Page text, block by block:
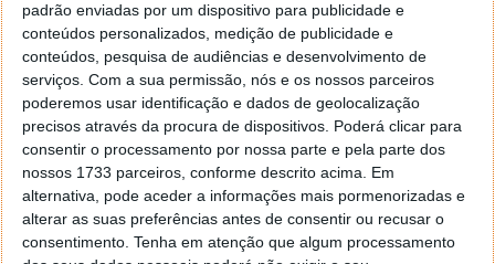
padrão enviadas por um dispositivo para publicidade e
conteúdos personalizados, medição de publicidade e
conteúdos, pesquisa de audiências e desenvolvimento de
serviços. Com a sua permissão, nós e os nossos parceiros
poderemos usar identificação e dados de geolocalização
precisos através da procura de dispositivos. Poderá clicar para
consentir o processamento por nossa parte e pela parte dos
nossos 1733 parceiros, conforme descrito acima. Em
alternativa, pode aceder a informações mais pormenorizadas e
alterar as suas preferências antes de consentir ou recusar o
consentimento. Tenha em atenção que algum processamento